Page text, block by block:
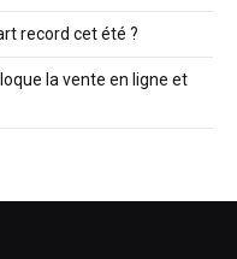
record cet été ?
la vente en ligne et